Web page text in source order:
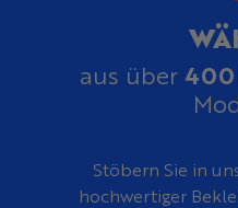
aus über400
Stöbern Sie in
hochwertiger